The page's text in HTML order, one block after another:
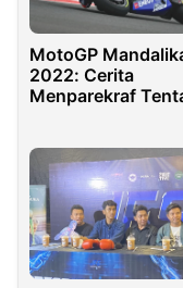
MotoGP
2022: Cerita
Menparekraf